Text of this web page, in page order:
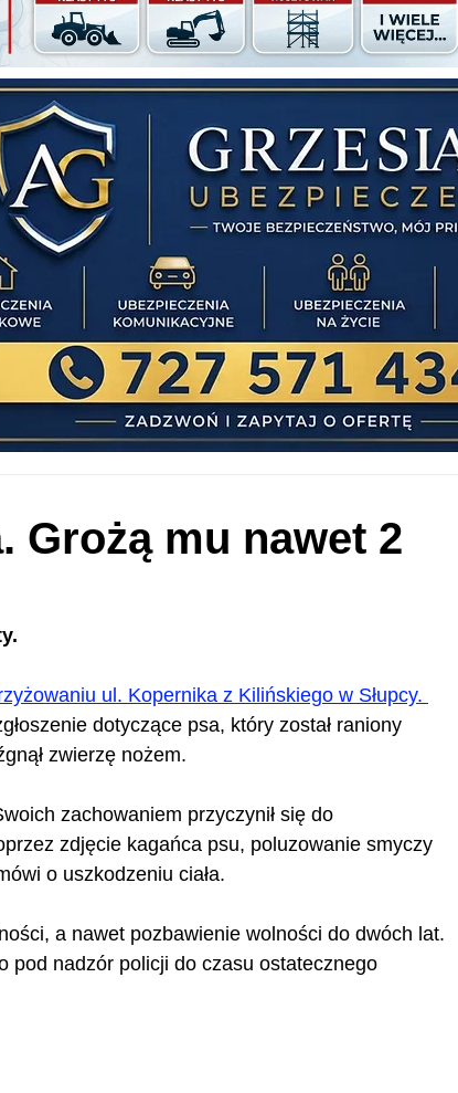
Grożą mu nawet 2
ul. Kopernika z Kilińskiego w Słupcy.
dotyczące psa, który został raniony
zwierzę nożem.
zachowaniem przyczynił się do
zdjęcie kagańca psu, poluzowanie smyczy
o uszkodzeniu ciała.
a nawet pozbawienie wolności do dwóch lat.
pod nadzór policji do czasu ostatecznego